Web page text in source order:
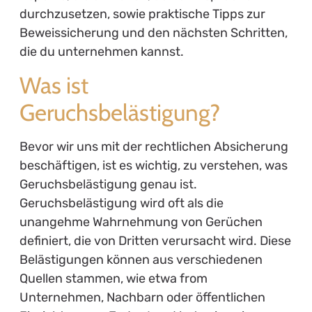
durchzusetzen, sowie praktische Tipps zur
Beweissicherung und den nächsten Schritten,
die du unternehmen kannst.
Was ist
Geruchsbelästigung?
Bevor wir uns mit der rechtlichen Absicherung
beschäftigen, ist es wichtig, zu verstehen, was
Geruchsbelästigung genau ist.
Geruchsbelästigung wird oft als die
unangehme Wahrnehmung von Gerüchen
definiert, die von Dritten verursacht wird. Diese
Belästigungen können aus verschiedenen
Quellen stammen, wie etwa from
Unternehmen, Nachbarn oder öffentlichen